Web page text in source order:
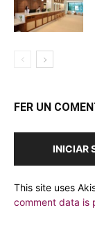
FER UN
INICIAR
This site uses
comment data is